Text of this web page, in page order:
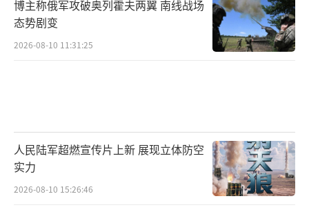
博主称俄军攻破奥列霍夫两翼 南线战场
态势剧变
2026-08-10 11:31:25
人民陆军超燃宣传片上新 展现立体防空
实力
2026-08-10 15:26:46